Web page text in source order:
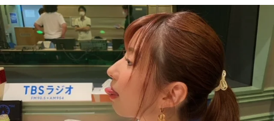
イベント・グッズ
YouTube
会社情報